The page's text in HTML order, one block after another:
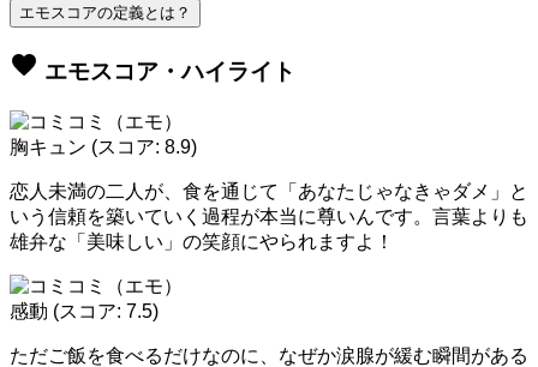
エモスコアの定義とは？
favorite エモスコア・ハイライト
胸キュン (スコア: 8.9)
恋人未満の二人が、食を通じて「あなたじゃなきゃダメ」と
いう信頼を築いていく過程が本当に尊いんです。言葉よりも
雄弁な「美味しい」の笑顔にやられますよ！
感動 (スコア: 7.5)
ただご飯を食べるだけなのに、なぜか涙腺が緩む瞬間がある